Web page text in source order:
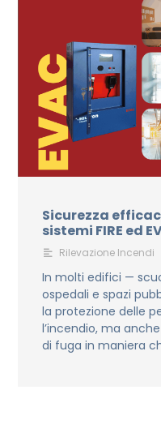
Sicurezza
sistemi FIRE ed
Rilevazione Incendi
In molti edifici —
ospedali e spazi
la protezione delle
l’incendio, ma
di fuga in maniera